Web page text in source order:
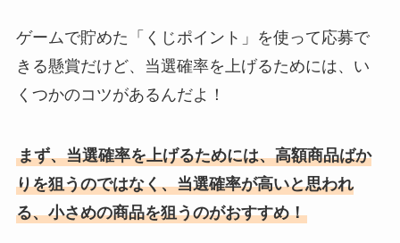
ゲームで貯めた「くじポイント」を使って応募で
きる懸賞だけど、当選確率を上げるためには、い
くつかのコツがあるんだよ！
まず、当選確率を上げるためには、高額商品ばか
りを狙うのではなく、当選確率が高いと思われ
る、小さめの商品を狙うのがおすすめ！